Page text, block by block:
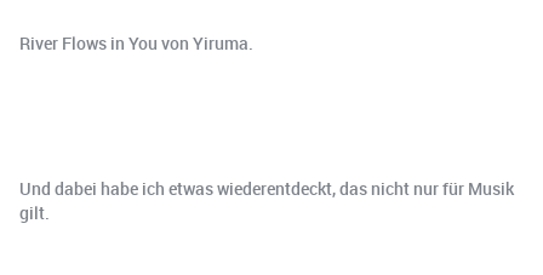
River Flows in You von Yiruma.
Und dabei habe ich etwas wiederentdeckt, das nicht nur für Musik
gilt.